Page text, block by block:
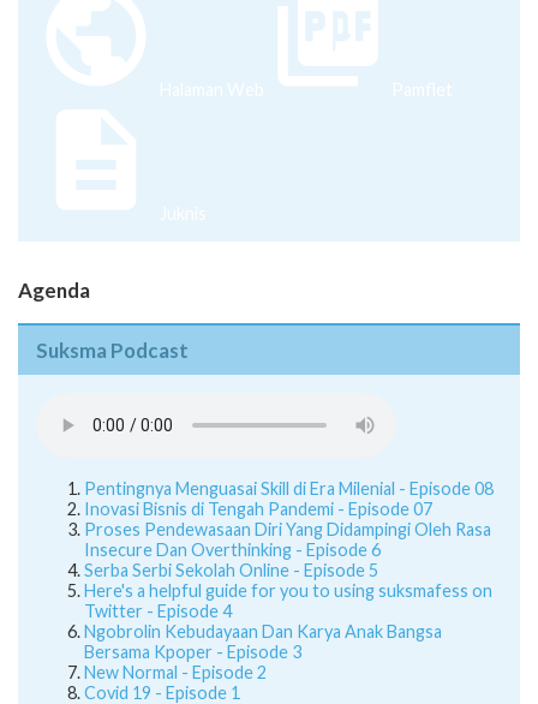
Halaman Web Pamflet
Juknis
Agenda
Suksma Podcast
Pentingnya Menguasai Skill di Era Milenial - Episode 08
Inovasi Bisnis di Tengah Pandemi - Episode 07
Proses Pendewasaan Diri Yang Didampingi Oleh Rasa
Insecure Dan Overthinking - Episode 6
Serba Serbi Sekolah Online - Episode 5
Here's a helpful guide for you to using suksmafess on
Twitter - Episode 4
Ngobrolin Kebudayaan Dan Karya Anak Bangsa
Bersama Kpoper - Episode 3
New Normal - Episode 2
Covid 19 - Episode 1